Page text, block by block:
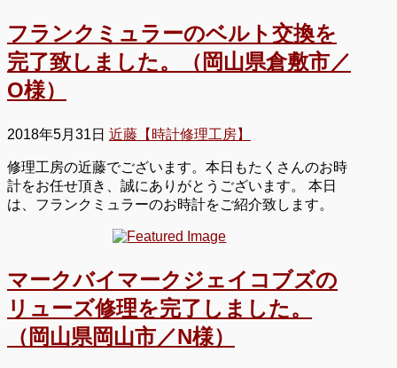
フランクミュラーのベルト交換を
完了致しました。（岡山県倉敷市／
O様）
2018年5月31日 近藤【時計修理工房】
修理工房の近藤でございます。本日もたくさんのお時
計をお任せ頂き、誠にありがとうございます。 本日
は、フランクミュラーのお時計をご紹介致します。
マークバイマークジェイコブズの
リューズ修理を完了しました。
（岡山県岡山市／N様）